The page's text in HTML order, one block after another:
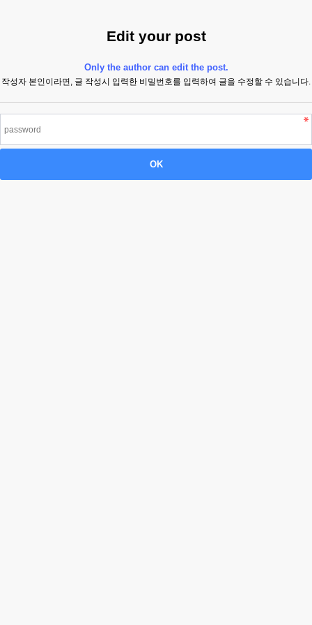
Edit your post
Only the author can edit the post.
작성자 본인이라면, 글 작성시 입력한 비밀번호를 입력하여 글을 수정할 수 있습니다.